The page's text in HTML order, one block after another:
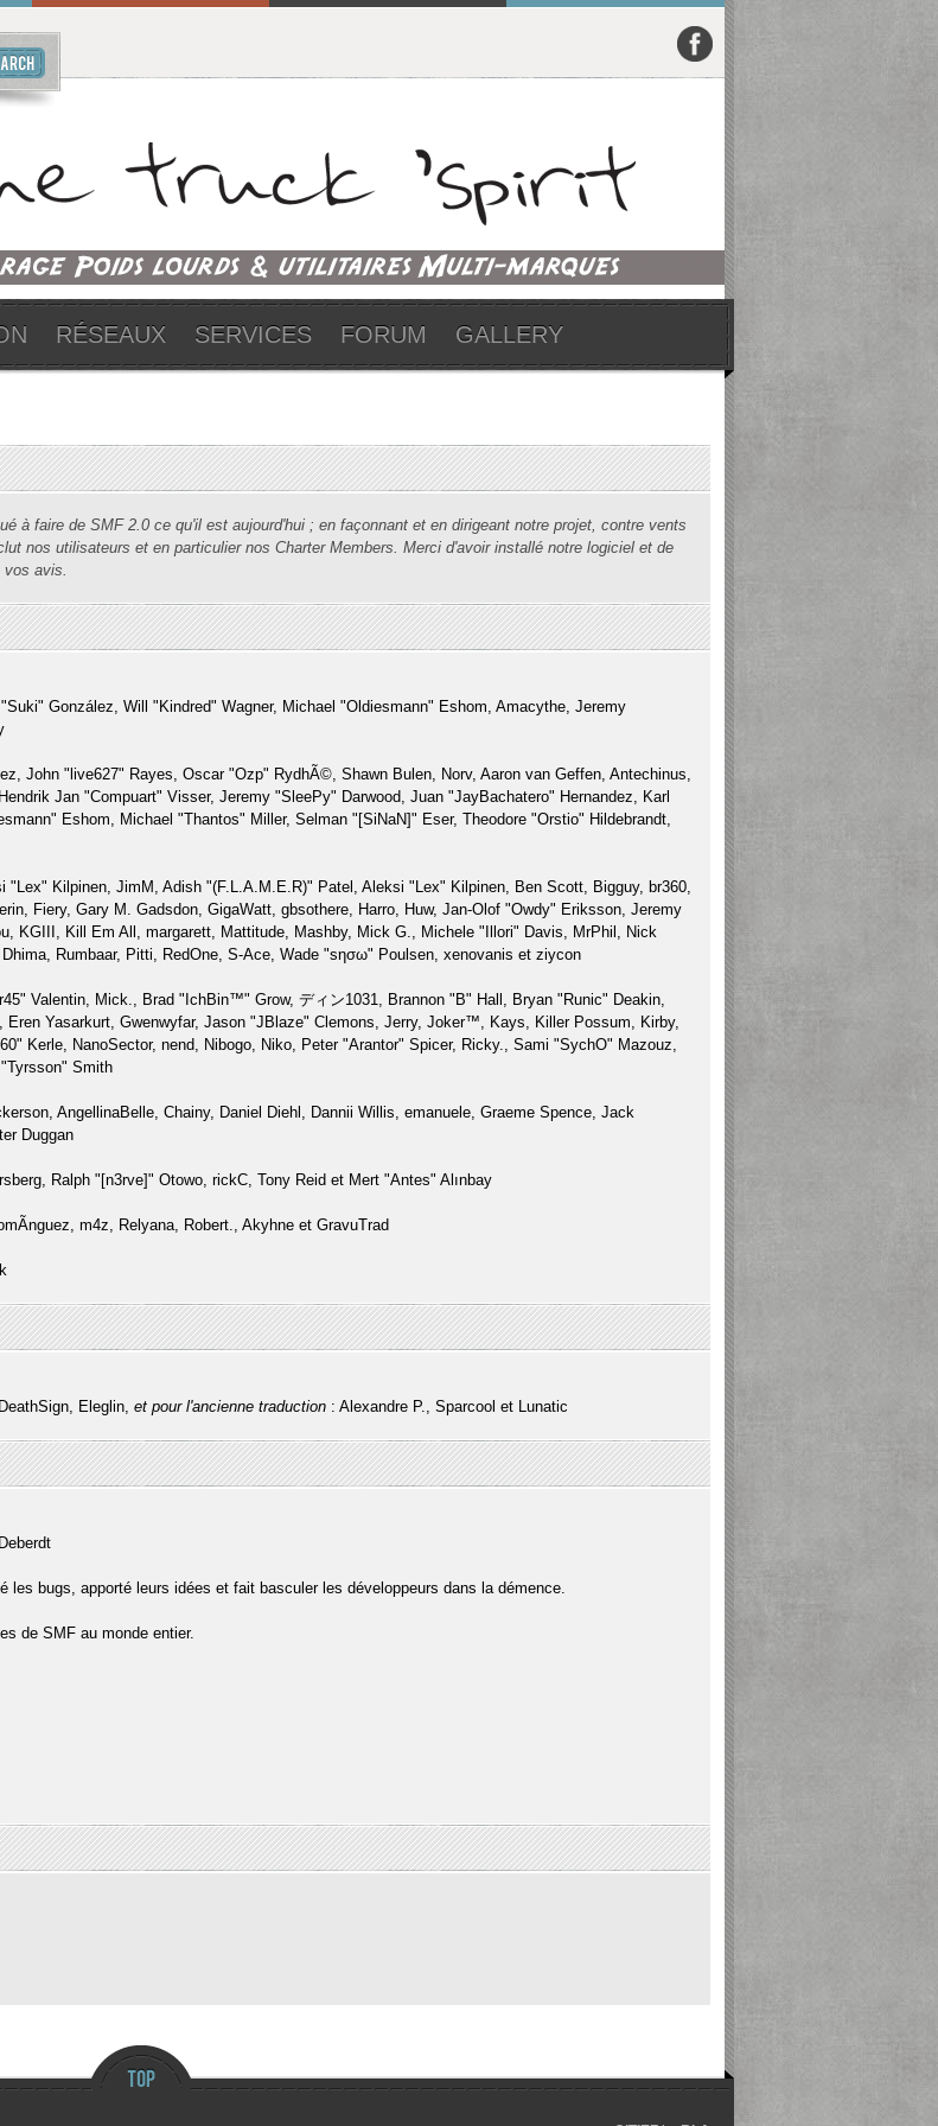
RÉSEAUX SERVICES FORUM GALLERY
à faire de SMF 2.0 ce qu'il est aujourd'hui ; en façonnant et en dirigeant notre projet, contre vents
nos utilisateurs et en particulier nos Charter Members. Merci d'avoir installé notre logiciel et de
vos avis.
González, Will "Kindred" Wagner, Michael "Oldiesmann" Eshom, Amacythe, Jeremy
John "live627" Rayes, Oscar "Ozp" RydhÃ©, Shawn Bulen, Norv, Aaron van Geffen, Antechinus,
Jan "Compuart" Visser, Jeremy "SleePy" Darwood, Juan "JayBachatero" Hernandez, Karl
Eshom, Michael "Thantos" Miller, Selman "[SiNaN]" Eser, Theodore "Orstio" Hildebrandt,
"Lex" Kilpinen, JimM, Adish "(F.L.A.M.E.R)" Patel, Aleksi "Lex" Kilpinen, Ben Scott, Bigguy, br360,
Fiery, Gary M. Gadsdon, GigaWatt, gbsothere, Harro, Huw, Jan-Olof "Owdy" Eriksson, Jeremy
KGIII, Kill Em All, margarett, Mattitude, Mashby, Mick G., Michele "Illori" Davis, MrPhil, Nick
Rumbaar, Pitti, RedOne, S-Ace, Wade "sησω" Poulsen, xenovanis et ziycon
Valentin, Mick., Brad "IchBin™" Grow, ディン1031, Brannon "B" Hall, Bryan "Runic" Deakin,
Eren Yasarkurt, Gwenwyfar, Jason "JBlaze" Clemons, Jerry, Joker™, Kays, Killer Possum, Kirby,
Kerle, NanoSector, nend, Nibogo, Niko, Peter "Arantor" Spicer, Ricky., Sami "SychO" Mazouz,
Smith
AngellinaBelle, Chainy, Daniel Diehl, Dannii Willis, emanuele, Graeme Spence, Jack
Duggan
Ralph "[n3rve]" Otowo, rickC, Tony Reid et Mert "Antes" Alınbay
m4z, Relyana, Robert., Akyhne et GravuTrad
Eleglin, et pour l'ancienne traduction: Alexandre P., Sparcool et Lunatic
les bugs, apporté leurs idées et fait basculer les développeurs dans la démence.
de SMF au monde entier.